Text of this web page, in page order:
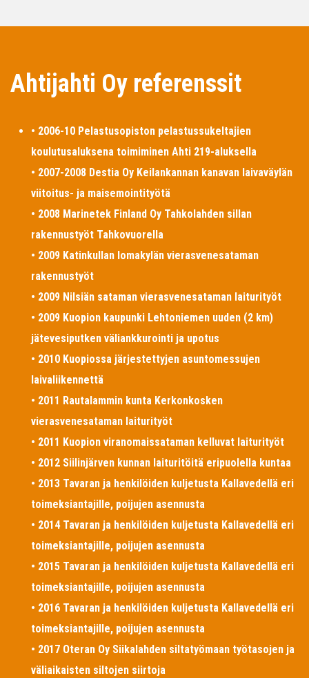
Ahtijahti Oy referenssit
• 2006-10 Pelastusopiston pelastussukeltajien
koulutusaluksena toimiminen Ahti 219-aluksella
• 2007-2008 Destia Oy Keilankannan kanavan laivaväylän
viitoitus- ja maisemointityötä
• 2008 Marinetek Finland Oy Tahkolahden sillan
rakennustyöt Tahkovuorella
• 2009 Katinkullan lomakylän vierasvenesataman
rakennustyöt
• 2009 Nilsiän sataman vierasvenesataman laiturityöt
• 2009 Kuopion kaupunki Lehtoniemen uuden (2 km)
jätevesiputken väliankkurointi ja upotus
• 2010 Kuopiossa järjestettyjen asuntomessujen
laivaliikennettä
• 2011 Rautalammin kunta Kerkonkosken
vierasvenesataman laiturityöt
• 2011 Kuopion viranomaissataman kelluvat laiturityöt
• 2012 Siilinjärven kunnan laituritöitä eripuolella kuntaa
• 2013 Tavaran ja henkilöiden kuljetusta Kallavedellä eri
toimeksiantajille, poijujen asennusta
• 2014 Tavaran ja henkilöiden kuljetusta Kallavedellä eri
toimeksiantajille, poijujen asennusta
• 2015 Tavaran ja henkilöiden kuljetusta Kallavedellä eri
toimeksiantajille, poijujen asennusta
• 2016 Tavaran ja henkilöiden kuljetusta Kallavedellä eri
toimeksiantajille, poijujen asennusta
• 2017 Oteran Oy Siikalahden siltatyömaan työtasojen ja
väliaikaisten siltojen siirtoja